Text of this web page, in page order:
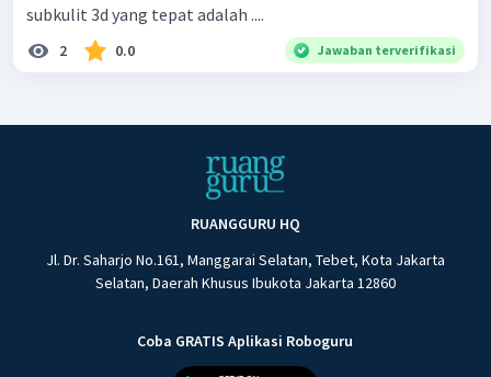
subkulit 3d yang tepat adalah ....
2 0.0 Jawaban terverifikasi
RUANGGURU HQ
Jl. Dr. Saharjo No.161, Manggarai Selatan, Tebet, Kota Jakarta
Selatan, Daerah Khusus Ibukota Jakarta 12860
Coba GRATIS Aplikasi Roboguru